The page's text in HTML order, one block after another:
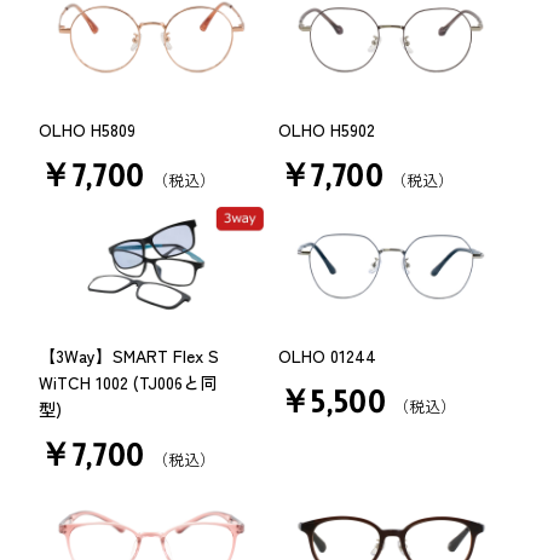
OLHO H5809
￥7,700 （税込）
OLHO H5902
￥7,700 （税込）
【3Way】SMART Flex S
WiTCH 1002 (TJ006と同
型)
￥7,700 （税込）
OLHO 01244
￥5,500 （税込）